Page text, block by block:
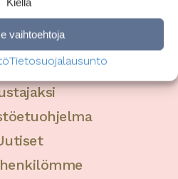
vaihtoehtoja
Tietosuojalausunto